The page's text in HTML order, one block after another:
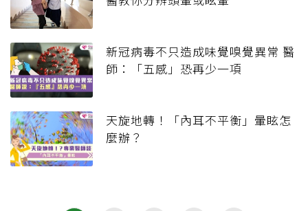
新冠病毒不只造成味覺嗅覺異常 醫
師：「五感」恐再少一項
天旋地轉！「內耳不平衡」暈眩怎
麼辦？